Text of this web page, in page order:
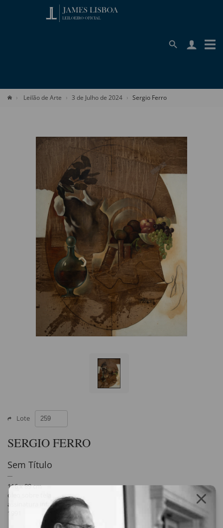
Leilão de Arte 3 de Julho de 2024 Sergio Ferro
Lote
SERGIO FERRO
Sem Título
116 x 89 cm
óleo sobre tela
assinatura inf. dir.
1991